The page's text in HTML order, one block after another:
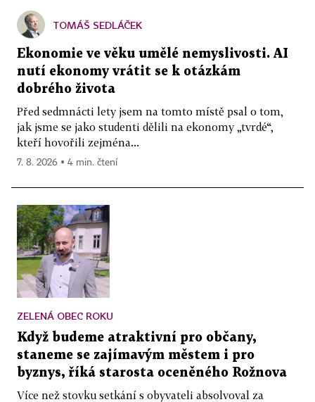
TOMÁŠ SEDLÁČEK
Ekonomie ve věku umělé nemyslivosti. AI
nutí ekonomy vrátit se k otázkám
dobrého života
Před sedmnácti lety jsem na tomto místě psal o tom,
jak jsme se jako studenti dělili na ekonomy „tvrdé“,
kteří hovořili zejména...
7. 8. 2026 ▪ 4 min. čtení
ZELENÁ OBEC ROKU
Když budeme atraktivní pro občany,
staneme se zajímavým městem i pro
byznys, říká starosta oceněného Rožnova
Více než stovku setkání s obyvateli absolvoval za